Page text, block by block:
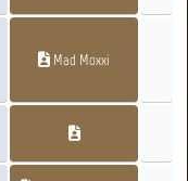
Mad Moxxi